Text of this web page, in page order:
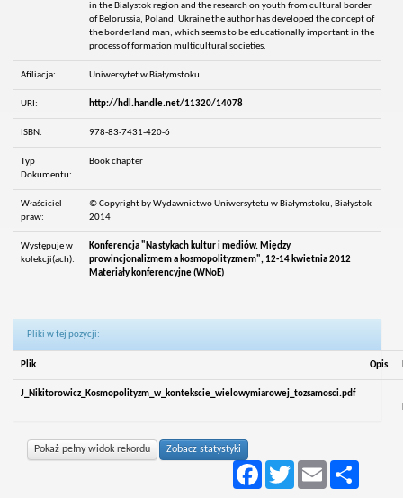
in the Bialystok region and the research on youth from cultural border
of Belorussia, Poland, Ukraine the author has developed the concept of
the borderland man, which seems to be educationally important in the
process of formation multicultural societies.
Afiliacja: Uniwersytet w Białymstoku
URI: http://hdl.handle.net/11320/14078
ISBN: 978-83-7431-420-6
Typ
Dokumentu:
Book chapter
Właściciel
praw:
© Copyright by Wydawnictwo Uniwersytetu w Białymstoku, Białystok
2014
Występuje w
kolekcji(ach):
Konferencja "Na stykach kultur i mediów. Między
prowincjonalizmem a kosmopolityzmem", 12-14 kwietnia 2012
Materiały konferencyjne (WNoE)
Pliki w tej pozycji:
Plik Opis
J_Nikitorowicz_Kosmopolityzm_w_kontekscie_wielowymiarowej_tozsamosci.pdf
Pokaż pełny widok rekordu Zobacz statystyki
Facebook Twitter Email